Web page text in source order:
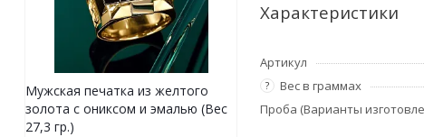
Характеристики
Артикул
? Вес в граммах
Проба (Варианты
Мужская печатка из желтого
золота с ониксом и эмалью (Вес
27,3 гр.)